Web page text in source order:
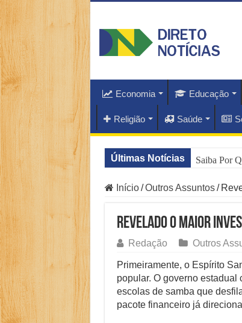
Economia Educação
Religião Saúde
Últimas Notícias Saiba Por
Principais
Copom e
Família
Início / Outros Assuntos /
Revelado o maior
Redação Outros
Primeiramente, o Espírito
popular. O governo estadual
escolas de samba que
pacote financeiro já